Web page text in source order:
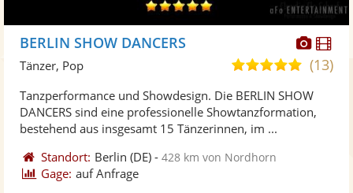
Fotos
BERLIN SHOW DANCERS
5,0
5
Sternen
(13)
Tänzer, Pop
Tanzperformance und Showdesign. Die BERLIN SHOW
DANCERS sind eine professionelle Showtanzformation,
bestehend aus insgesamt 15 Tänzerinnen, im ...
Standort: Berlin (DE) -428 km von Nordhorn
Gage: auf Anfrage